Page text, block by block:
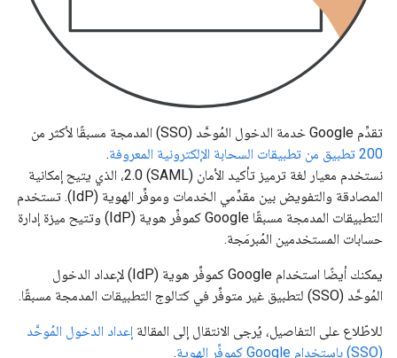
تقدِّم Google خدمة الدخول المُوحَّد (SSO) المدمجة مسبقًا لأكثر من
200 تطبيق من تطبيقات السحابة الإلكترونية المعروفة
.
نستخدم معيار لغة ترميز تأكيد الأمان (SAML) 2.0، الذي يتيح إمكانية
المصادقة والتفويض بين مقدِّمي الخدمات وموفِّر الهوية (IdP). تستخدم
التطبيقات المدمجة مسبقًا Google كموفِّر هوية (IdP) وتتيح ميزة إدارة
حسابات المستخدمين المُبرمَجة.
يمكنك أيضًا استخدام Google كموفِّر هوية (IdP) لإعداد الدخول
المُوحَّد (SSO) لتطبيق غير متوفِّر في كتالوج التطبيقات المدمجة مسبقًا.
للاطّلاع على التفاصيل، يُرجى الانتقال إلى المقالة إعداد الدخول المُوحَّد
(SSO) باستخدام Google كموفِّر الهوية
.